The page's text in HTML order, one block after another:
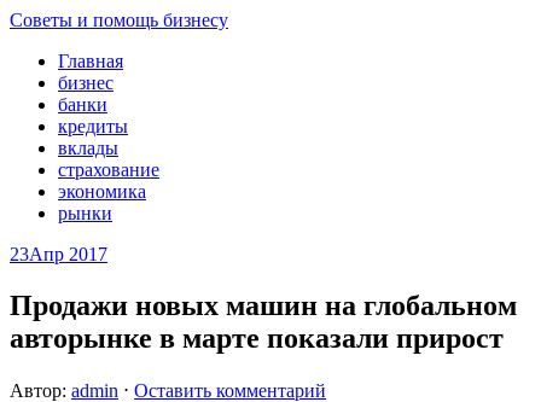
Советы и помощь бизнесу
Главная
бизнес
банки
кредиты
вклады
страхование
экономика
рынки
23Апр 2017
Продажи новых машин на глобальном
авторынке в марте показали прирост
Автор: admin ⋅ Оставить комментарий